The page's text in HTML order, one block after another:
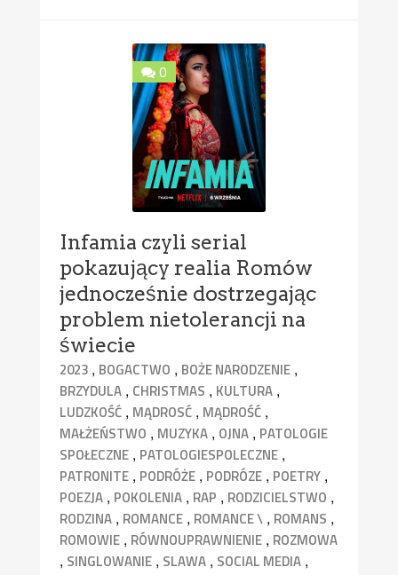
0
Infamia czyli serial
pokazujący realia Romów
jednocześnie dostrzegając
problem nietolerancji na
świecie
2023 , BOGACTWO , BOŻE NARODZENIE ,
BRZYDULA , CHRISTMAS , KULTURA ,
LUDZKOŚĆ , MĄDROSĆ , MĄDROŚĆ ,
MAŁŻEŃSTWO , MUZYKA , OJNA , PATOLOGIE
SPOŁECZNE , PATOLOGIESPOLECZNE ,
PATRONITE , PODRÓŻE , PODRÓZE , POETRY ,
POEZJA , POKOLENIA , RAP , RODZICIELSTWO ,
RODZINA , ROMANCE , ROMANCE \ , ROMANS ,
ROMOWIE , RÓWNOUPRAWNIENIE , ROZMOWA
, SINGLOWANIE , SLAWA , SOCIAL MEDIA ,